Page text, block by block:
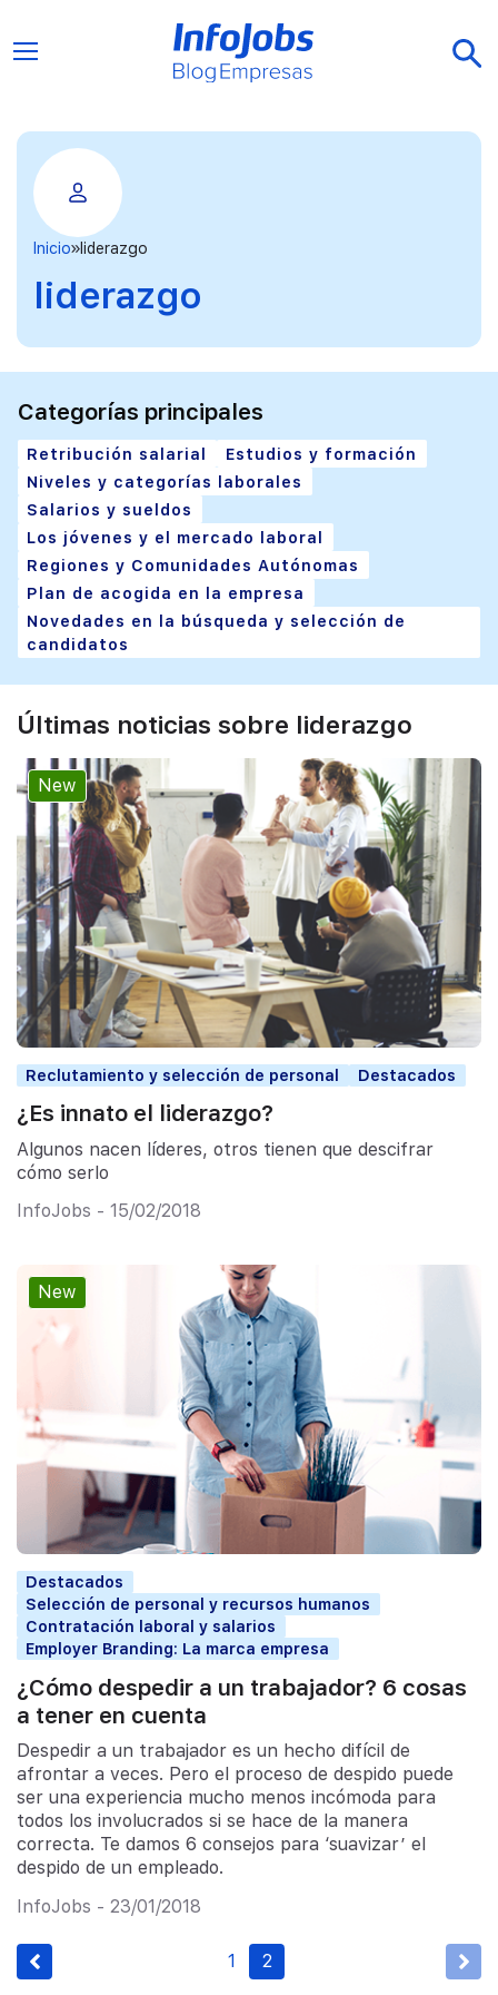
Inicio liderazgo
liderazgo
Categorías principales
Retribución salarial
Estudios y formación
Niveles y categorías laborales
Salarios y sueldos
Los jóvenes y el mercado laboral
Regiones y Comunidades Autónomas
Plan de acogida en la empresa
Novedades en la búsqueda y selección de
candidatos
Últimas noticias sobre liderazgo
New
Reclutamiento y selección de personal Destacados
¿Es innato el liderazgo?
Algunos nacen líderes, otros tienen que descifrar
cómo serlo
InfoJobs - 15/02/2018
New
Destacados
Selección de personal y recursos humanos
Contratación laboral y salarios
Employer Branding: La marca empresa
¿Cómo despedir a un trabajador? 6 cosas
a tener en cuenta
Despedir a un trabajador es un hecho difícil de
afrontar a veces. Pero el proceso de despido puede
ser una experiencia mucho menos incómoda para
todos los involucrados si se hace de la manera
correcta. Te damos 6 consejos para ‘suavizar’ el
despido de un empleado.
InfoJobs - 23/01/2018
1 2